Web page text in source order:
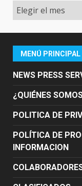
Archivo
MENÚ PRINCIPAL
NEWS PRESS
¿QUIÉNES
POLITICA DE
POLÍTICA DE
INFORMACION